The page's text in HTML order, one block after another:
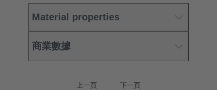
Material properties
商業數據
上一頁 下一頁